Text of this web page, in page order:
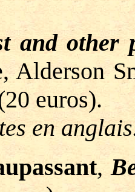
and other
Alderson
euros).
en
,